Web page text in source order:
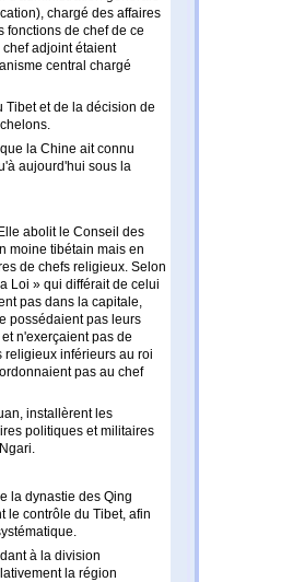
chargé des affaires
fonctions de chef de ce
adjoint étaient
central chargé
et de la décision de
la Chine ait connu
aujourd'hui sous la
abolit le Conseil des
moine tibétain mais en
de chefs religieux. Selon
Loi » qui différait de celui
pas dans la capitale,
possédaient pas leurs
n'exerçaient pas de
religieux inférieurs au roi
pas au chef
installèrent les
politiques et militaires
la dynastie des Qing
le contrôle du Tibet, afin
à la division
la région